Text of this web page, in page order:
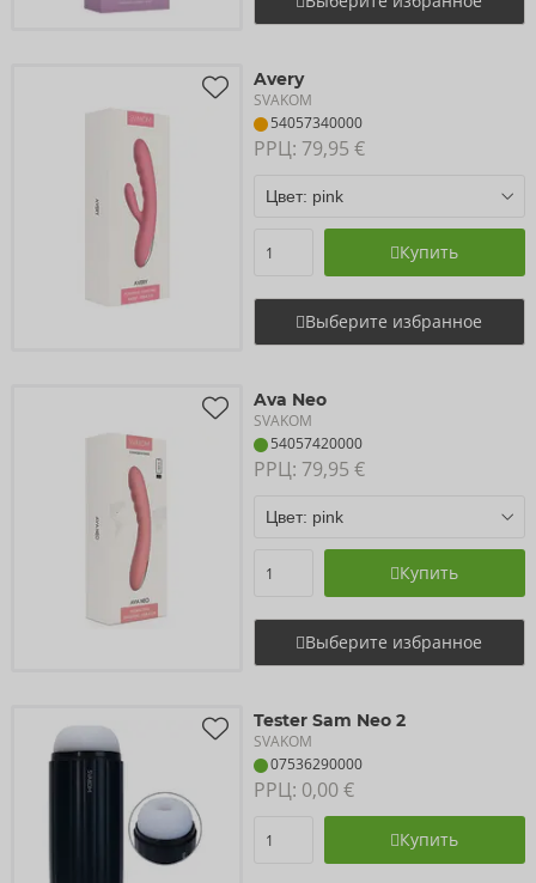
Avery
SVAKOM
54057340000
РРЦ: 79,95 €
Купить
Выберите избранное
Ava Neo
SVAKOM
54057420000
РРЦ: 79,95 €
Купить
Выберите избранное
Tester Sam Neo 2
SVAKOM
07536290000
РРЦ: 0,00 €
Купить